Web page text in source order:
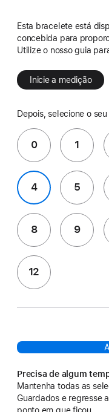
Esta bracelete está
concebida para
Utilize o nosso guia
Inicie a medição
Depois, selecione o
0 1
4 5
8 9
12
Precisa de algum
Mantenha todas as
Guardados e regresse
ponto em que ficou.